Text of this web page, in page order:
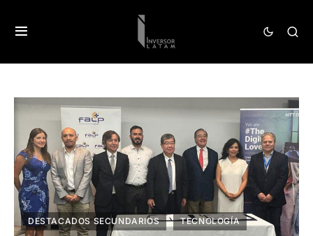
DESTACADOS SECUNDARIOS TECNOLOGÍA